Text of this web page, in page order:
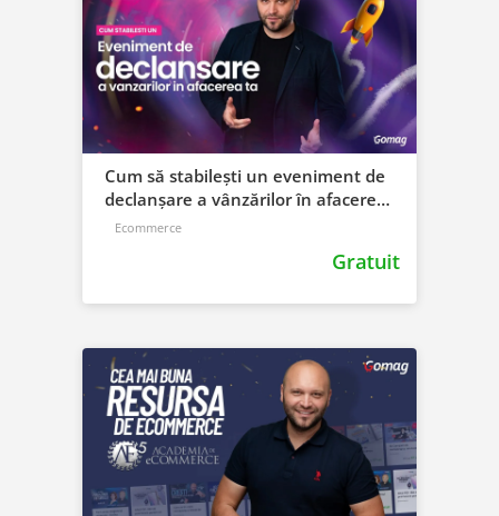
Cum să stabilești un eveniment de
declanșare a vânzărilor în afacerea
ta
Ecommerce
Gratuit